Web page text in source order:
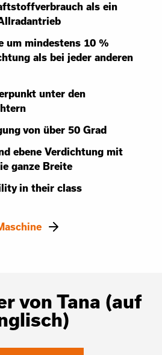
als ein
um mindestens 10 %
als bei jeder anderen
unter den
von über 50 Grad
ebene Verdichtung mit
ganze Breite
in their class
von Tana (auf